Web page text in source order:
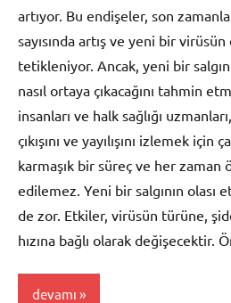
artıyor. Bu endişeler, son
sayısında artış ve yeni bir virüsün
tetikleniyor. Ancak, yeni bir
nasıl ortaya çıkacağını tahmin
insanları ve halk sağlığı
çıkışını ve yayılışını izlemek için
karmaşık bir süreç ve her zaman
edilemez. Yeni bir salgının
de zor. Etkiler, virüsün türüne,
hızına bağlı olarak değişecektir.
devamı